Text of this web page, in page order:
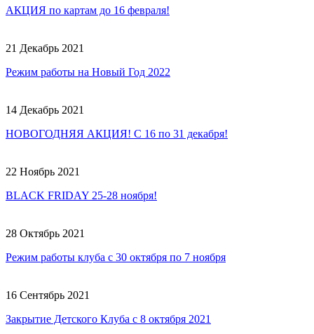
АКЦИЯ по картам до 16 февраля!
21 Декабрь 2021
Режим работы на Новый Год 2022
14 Декабрь 2021
НОВОГОДНЯЯ АКЦИЯ! С 16 по 31 декабря!
22 Ноябрь 2021
BLACK FRIDAY 25-28 ноября!
28 Октябрь 2021
Режим работы клуба с 30 октября по 7 ноября
16 Сентябрь 2021
Закрытие Детского Клуба с 8 октября 2021